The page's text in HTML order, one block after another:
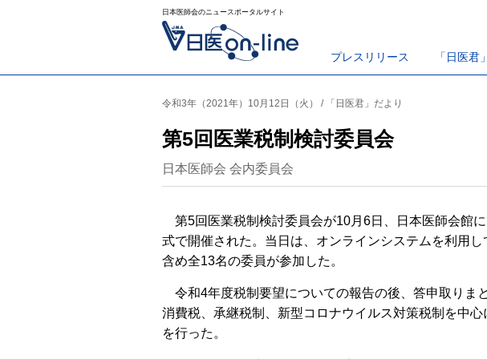
日本医師会のニュースポータルサイト
プレスリリース 「日医君
令和3年（2021年）10月12日（火） / 「日医君」だより
第5回医業税制検討委員会
日本医師会 会内委員会
第5回医業税制検討委員会が10月6日、日本医師会館
式で開催された。当日は、オンラインシステムを利用し
含め全13名の委員が参加した。
令和4年度税制要望についての報告の後、答申取りま
消費税、承継税制、新型コロナウイルス対策税制を中心
を行った。